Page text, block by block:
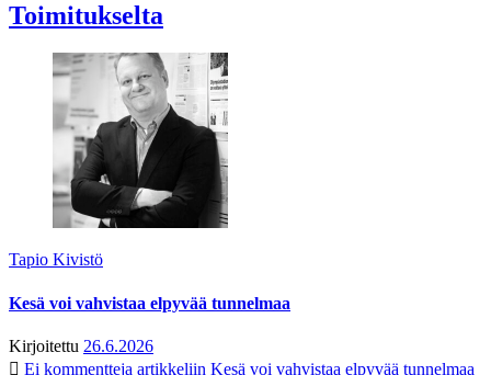
Toimitukselta
Tapio Kivistö
Kesä voi vahvistaa elpyvää tunnelmaa
Kirjoitettu 26.6.2026
Ei kommentteja artikkeliin Kesä voi vahvistaa elpyvää tunnelmaa